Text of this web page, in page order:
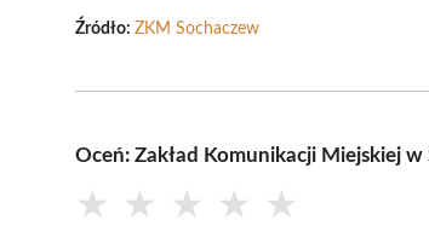
Źródło: ZKM Sochaczew
Oceń: Zakład Komunikacji Miejskiej
★ ★ ★ ★ ★